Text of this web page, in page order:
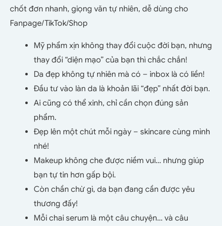
chốt đơn nhanh, giọng văn tự nhiên, dễ dùng cho
Fanpage/TikTok/Shop
Mỹ phẩm xịn không thay đổi cuộc đời bạn, nhưng
thay đổi “diện mạo” của bạn thì chắc chắn!
Da đẹp không tự nhiên mà có – inbox là có liền!
Đầu tư vào làn da là khoản lãi “đẹp” nhất đời bạn.
Ai cũng có thể xinh, chỉ cần chọn đúng sản
phẩm.
Đẹp lên một chút mỗi ngày – skincare cùng mình
nhé!
Makeup không che được niềm vui… nhưng giúp
bạn tự tin hơn gấp bội.
Còn chần chừ gì, da bạn đang cần được yêu
thương đấy!
Mỗi chai serum là một câu chuyện… và câu